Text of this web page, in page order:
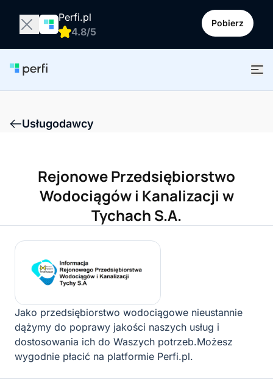
Perfi.pl
4.8/5
Pobierz
Usługodawcy
Rejonowe Przedsiębiorstwo
Wodociągów i Kanalizacji w
Tychach S.A.
Jako przedsiębiorstwo wodociągowe nieustannie
dążymy do poprawy jakości naszych usług i
dostosowania ich do Waszych potrzeb.Możesz
wygodnie płacić na platformie Perfi.pl.